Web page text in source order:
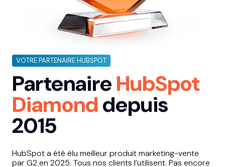
VOTRE PARTENAIRE HUBSPOT
Partenaire HubSpot
Diamond depuis
2015
HubSpot a été élu meilleur produit marketing-vente
par G2 en 2025. Tous nos clients l’utilisent. Pas encore